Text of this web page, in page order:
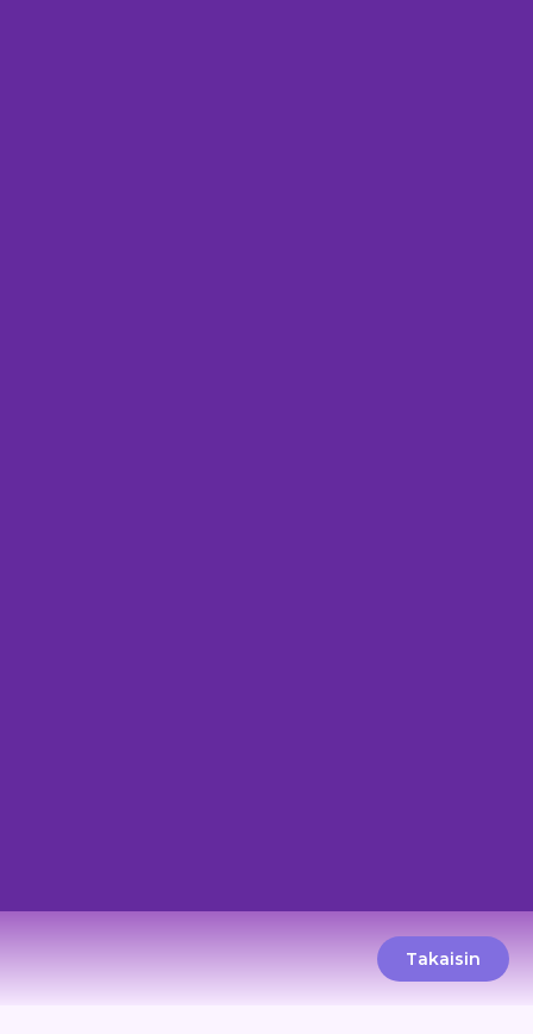
Takaisin